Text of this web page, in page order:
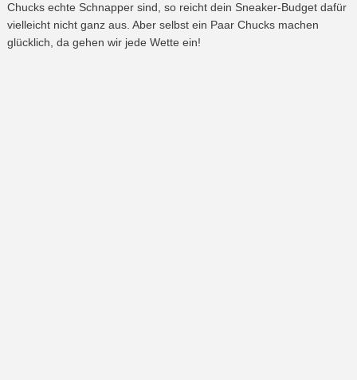
Chucks echte Schnapper sind, so reicht dein Sneaker-Budget dafür
vielleicht nicht ganz aus. Aber selbst ein Paar Chucks machen
glücklich, da gehen wir jede Wette ein!